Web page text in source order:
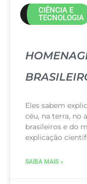
CIÊNCIA E
TECNOLOGIA
Eles sabem
céu, na terra, no
brasileiros e do
explicação
SAIBA MAIS »